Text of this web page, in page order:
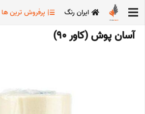
ایران رنگ پرفروش ترین ها
آسان پوش (کاور 90)